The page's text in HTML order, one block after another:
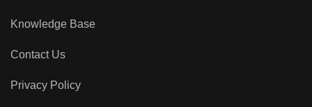
Knowledge Base
Contact Us
Privacy Policy